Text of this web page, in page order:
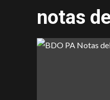
notas